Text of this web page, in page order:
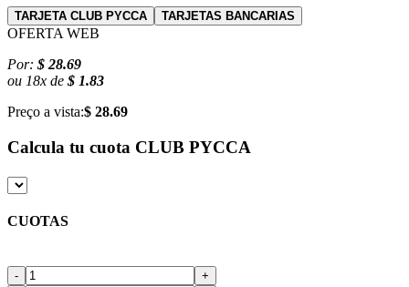
TARJETA CLUB PYCCA TARJETAS BANCARIAS
OFERTA WEB
Por: $ 28.69
ou 18x de $ 1.83
Preço a vista:$ 28.69
Calcula tu cuota CLUB PYCCA
CUOTAS
- +